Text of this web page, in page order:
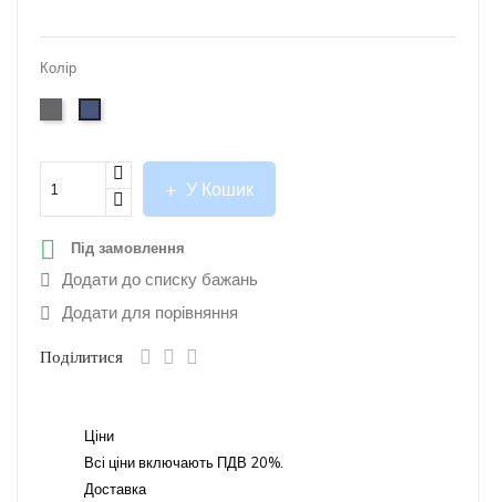
Колір
У Кошик
 Під замовлення
Додати до списку бажань
Додати для порівняння
Поділитися
Ціни
Всі ціни включають ПДВ 20%.
Доставка